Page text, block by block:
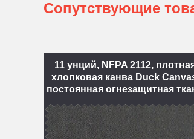
Сопутствующие
11 унций, NFPA 2112,
хлопковая канва Duck
постоянная огнезащитная